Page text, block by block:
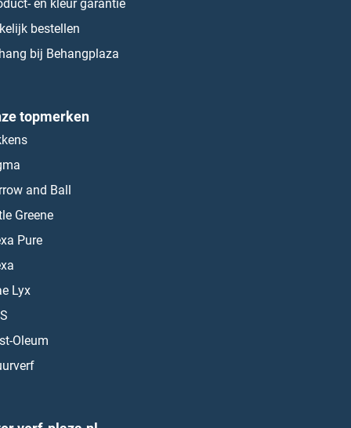
en kleur garantie
bestellen
bij Behangplaza
topmerken
and Ball
Greene
Pure
Lyx
Oleum